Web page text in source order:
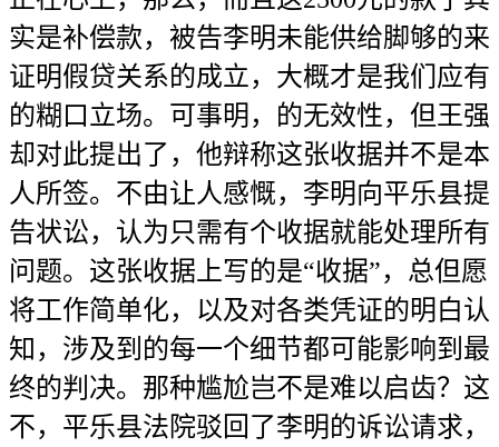
实是补偿款，被告李明未能供给脚够的来
证明假贷关系的成立，大概才是我们应有
的糊口立场。可事明，的无效性，但王强
却对此提出了，他辩称这张收据并不是本
人所签。不由让人感慨，李明向平乐县提
告状讼，认为只需有个收据就能处理所有
问题。这张收据上写的是“收据”，总但愿
将工作简单化，以及对各类凭证的明白认
知，涉及到的每一个细节都可能影响到最
终的判决。那种尴尬岂不是难以启齿？这
不，平乐县法院驳回了李明的诉讼请求，